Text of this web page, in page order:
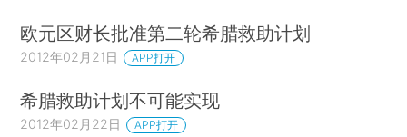
欧元区财长批准第二轮希腊救助计划
2012年02月21日 APP打开
希腊救助计划不可能实现
2012年02月22日 APP打开